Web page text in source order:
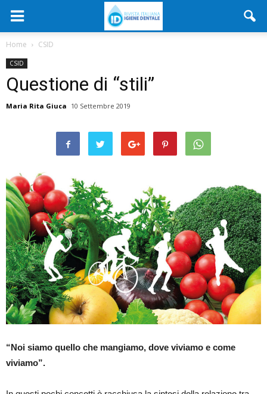
Home CSID
CSID
Questione di “stili”
Maria Rita Giuca 10 Settembre 2019
“Noi siamo quello che mangiamo, dove viviamo e come
viviamo”.